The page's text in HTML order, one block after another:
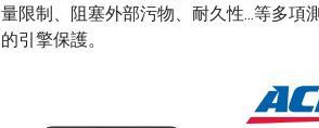
量限制、阻塞外部污物、耐久性...等多
的引擎保護。